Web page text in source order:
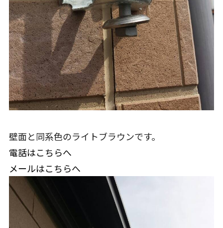
壁面と同系色のライトブラウンです。
電話はこちらへ
メールはこちらへ